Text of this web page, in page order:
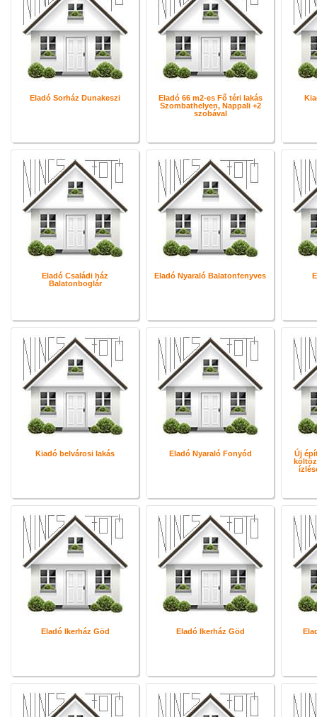
Eladó Sorház Dunakeszi
Eladó 66 m2-es Fő téri lakás
Szombathelyen, Nappali +2
szobával
Eladó Családi ház
Balatonboglár
Eladó Nyaraló Balatonfenyves
Kiadó belvárosi lakás Eladó Nyaraló Fonyód
Új
Eladó Ikerház Göd Eladó Ikerház Göd